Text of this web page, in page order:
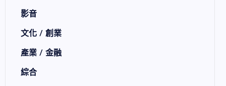
影音
文化 / 創業
產業 / 金融
綜合